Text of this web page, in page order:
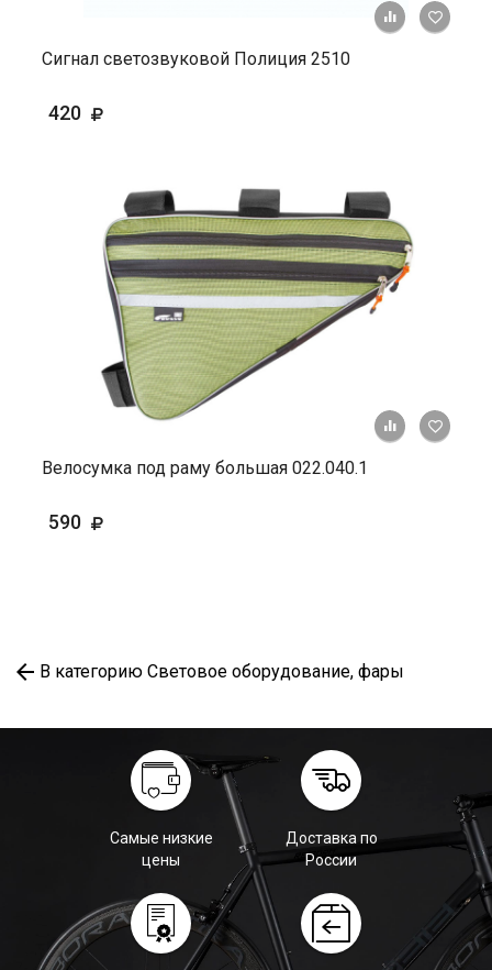
+ К
Сигнал светозвуковой Полиция 2510
420
+ К
Велосумка под раму большая 022.040.1
590
В категорию Световое оборудование, фары
Самые низкие
цены
Доставка по
России